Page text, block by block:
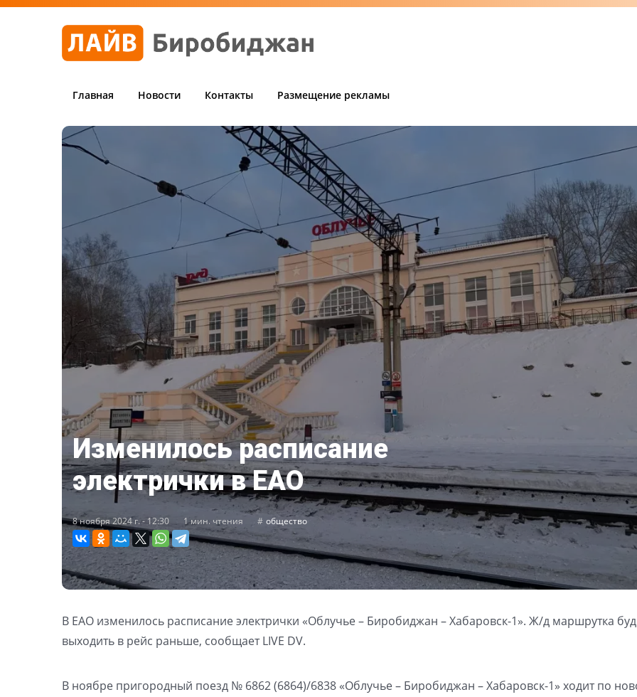
Главная Новости Контакты Размещение рекламы
Изменилось расписание
электрички в ЕАО
8 ноября 2024 г. - 12:30 1 мин. чтения общество
В ЕАО изменилось расписание электрички «Облучье – Биробиджан – Хабаровск-1». Ж/д маршрутка
выходить в рейс раньше, сообщает LIVE DV.
В ноябре пригородный поезд № 6862 (6864)/6838 «Облучье – Биробиджан – Хабаровск-1» ходит по